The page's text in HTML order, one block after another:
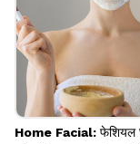
Home Facial: फेशियल